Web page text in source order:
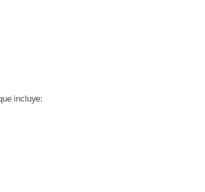
incluye: